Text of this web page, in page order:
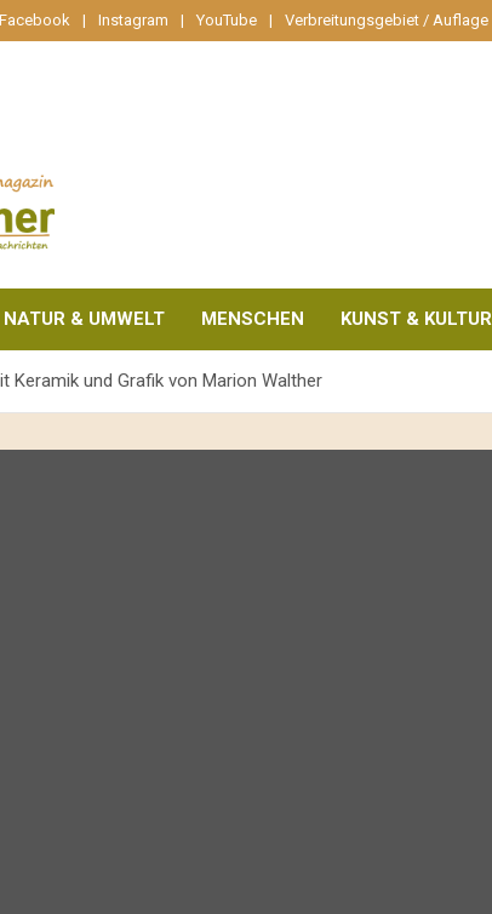
Facebook Instagram YouTube Verbreitungsgebiet / Auflage
NATUR & UMWELT MENSCHEN KUNST & KULTUR
Keramik und Grafik von Marion Walther